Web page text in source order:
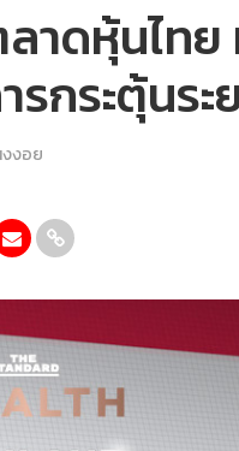
าดหุ้นไทย
รกระตุ้นร
งอย